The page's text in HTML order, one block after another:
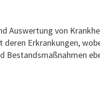
Auswertung von
Erkrankungen,
Bestandsmaßnahmen